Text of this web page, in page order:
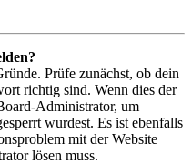
Prüfe zunächst, ob dein
richtig sind. Wenn dies der
Administrator, um
wurdest. Es ist ebenfalls
mit der Website
lösen muss.